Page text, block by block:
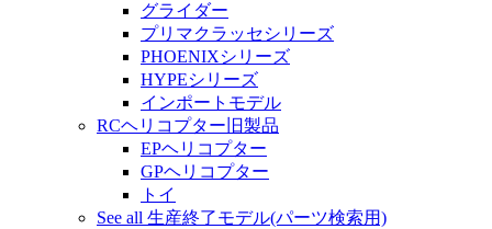
グライダー
プリマクラッセシリーズ
PHOENIXシリーズ
HYPEシリーズ
インポートモデル
RCヘリコプター旧製品
EPヘリコプター
GPヘリコプター
トイ
See all 生産終了モデル(パーツ検索用)